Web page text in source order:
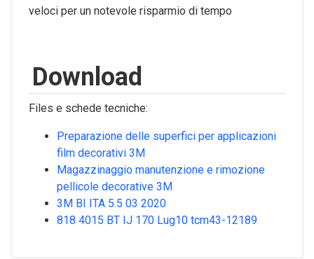
veloci per un notevole risparmio di tempo
Download
Files e schede tecniche:
Preparazione delle superfici per applicazioni
film decorativi 3M
Magazzinaggio manutenzione e rimozione
pellicole decorative 3M
3M BI ITA 5.5 03 2020
818 4015 BT IJ 170 Lug10 tcm43-12189